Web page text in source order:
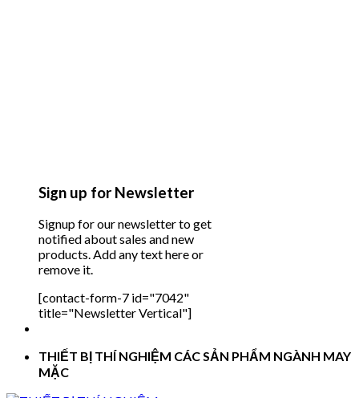
Sign up for Newsletter
Signup for our newsletter to get
notified about sales and new
products. Add any text here or
remove it.
[contact-form-7 id="7042"
title="Newsletter Vertical"]
THIẾT BỊ THÍ NGHIỆM CÁC SẢN PHẨM NGÀNH MAY
MẶC